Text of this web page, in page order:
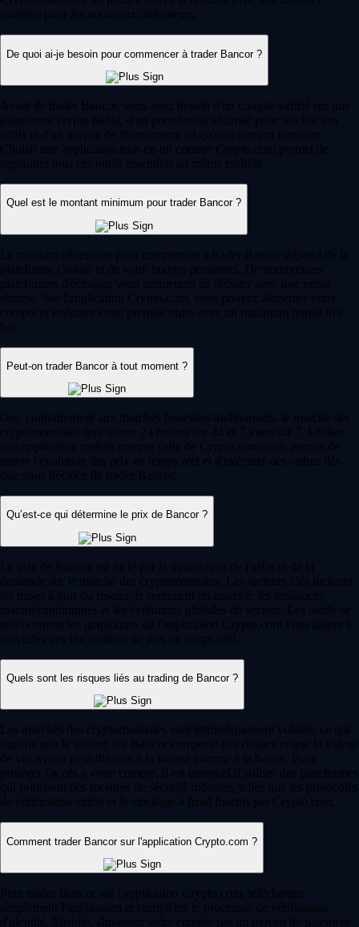
intuitive pour les nouveaux utilisateurs.
De quoi ai-je besoin pour commencer à trader Bancor ?
Avant de trader Bancor, vous avez besoin d'un compte vérifié sur une
plateforme crypto fiable, d'un portefeuille sécurisé pour stocker vos
actifs et d'un moyen de financement tel qu'un virement bancaire.
Choisir une application tout-en-un comme Crypto.com permet de
regrouper tous ces outils essentiels au même endroit.
Quel est le montant minimum pour trader Bancor ?
Le montant nécessaire pour commencer à trader Bancor dépend de la
plateforme choisie et de votre budget personnel. De nombreuses
plateformes d'échange vous permettent de débuter avec une petite
somme. Sur l'application Crypto.com, vous pouvez alimenter votre
compte et exécuter votre premier ordre avec un minimum requis très
bas.
Peut-on trader Bancor à tout moment ?
Oui, contrairement aux marchés boursiers traditionnels, le marché des
cryptomonnaies fonctionne 24 heures sur 24 et 7 jours sur 7. Utiliser
une application mobile comme celle de Crypto.com vous permet de
suivre l'évolution des prix en temps réel et d'exécuter des ordres dès
que vous décidez de trader Bancor.
Qu’est-ce qui détermine le prix de Bancor ?
Le prix de Bancor est dicté par la dynamique de l'offre et de la
demande sur le marché des cryptomonnaies. Les facteurs clés incluent
les mises à jour du réseau, le sentiment du marché, les tendances
macroéconomiques et les évolutions globales du secteur. Les outils de
suivi comme les graphiques de l'application Crypto.com vous aident à
surveiller ces fluctuations de prix en temps réel.
Quels sont les risques liés au trading de Bancor ?
Les marchés des cryptomonnaies sont intrinsèquement volatils, ce qui
signifie que le trading sur Bancor comporte des risques et que la valeur
de vos avoirs peut fluctuer à la hausse comme à la baisse. Pour
protéger l'accès à votre compte, il est essentiel d'utiliser des plateformes
qui priorisent des mesures de sécurité robustes, telles que les protocoles
de vérification stricts et le stockage à froid fournis par Crypto.com.
Comment trader Bancor sur l'application Crypto.com ?
Pour trader Bancor sur l'application Crypto.com, téléchargez
simplement l'application et complétez le processus de vérification
d'identité. Ensuite, alimentez votre compte par un moyen de paiement